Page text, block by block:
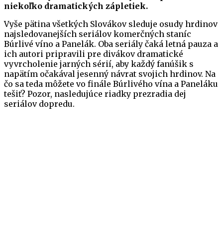
niekoľko dramatických zápletiek.
Vyše pätina všetkých Slovákov sleduje osudy hrdinov
najsledovanejších seriálov komerčných staníc
Búrlivé víno a Panelák. Oba seriály čaká letná pauza a
ich autori pripravili pre divákov dramatické
vyvrcholenie jarných sérií, aby každý fanúšik s
napätím očakával jesenný návrat svojich hrdinov. Na
čo sa teda môžete vo finále Búrlivého vína a Paneláku
tešiť? Pozor, nasledujúce riadky prezradia dej
seriálov dopredu.